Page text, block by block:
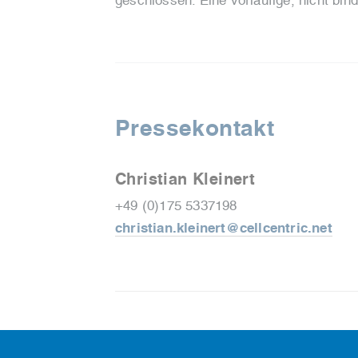
Pressekontakt
Christian Kleinert
+49 (0)175 5337198
christian.kleinert@cellcentric.net